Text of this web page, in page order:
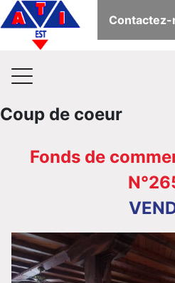
Coup de coeur
Fonds de